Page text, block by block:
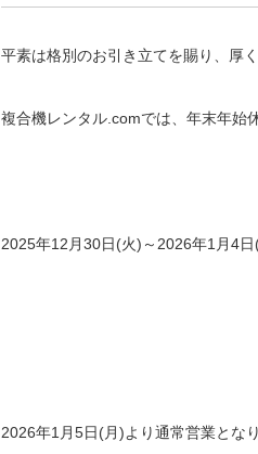
平素は格別のお引き立てを賜り、厚
複合機レンタル.comでは、年末年始
2025年12月30日(火)～2026年1月4日(
2026年1月5日(月)より通常営業となり